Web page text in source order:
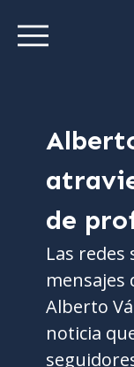
de
Las redes
mensajes
Alberto
noticia